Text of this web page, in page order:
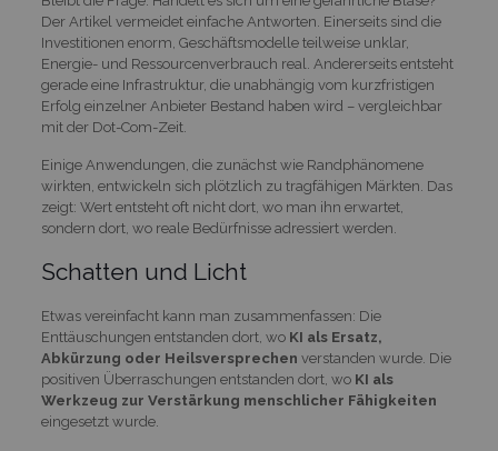
Der Artikel vermeidet einfache Antworten. Einerseits sind die
Investitionen enorm, Geschäftsmodelle teilweise unklar,
Energie- und Ressourcenverbrauch real. Andererseits entsteht
gerade eine Infrastruktur, die unabhängig vom kurzfristigen
Erfolg einzelner Anbieter Bestand haben wird – vergleichbar
mit der Dot-Com-Zeit.
Einige Anwendungen, die zunächst wie Randphänomene
wirkten, entwickeln sich plötzlich zu tragfähigen Märkten. Das
zeigt: Wert entsteht oft nicht dort, wo man ihn erwartet,
sondern dort, wo reale Bedürfnisse adressiert werden.
Schatten und Licht
Etwas vereinfacht kann man zusammenfassen: Die
Enttäuschungen entstanden dort, wo KI als Ersatz,
Abkürzung oder Heilsversprechen verstanden wurde. Die
positiven Überraschungen entstanden dort, wo KI als
Werkzeug zur Verstärkung menschlicher Fähigkeiten
eingesetzt wurde.